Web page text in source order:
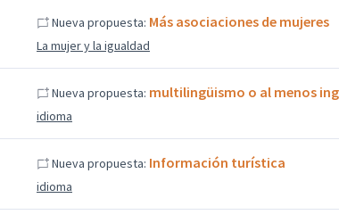
Nueva propuesta: Más asociaciones de mujeres
La mujer y la igualdad
Nueva propuesta: multilingüismo o al menos
idioma
Nueva propuesta: Información turística
idioma